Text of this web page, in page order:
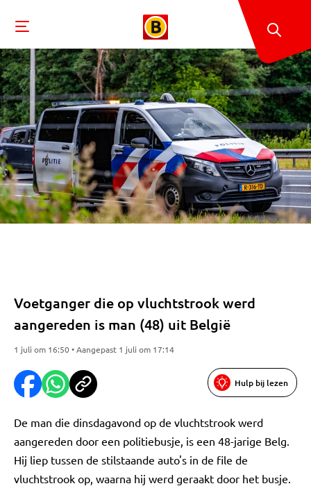
Voetganger die op vluchtstrook werd
aangereden is man (48) uit België
1 juli om 16:50 • Aangepast 1 juli om 17:14
Hulp bij lezen
De man die dinsdagavond op de vluchtstrook werd
aangereden door een politiebusje, is een 48-jarige Belg.
Hij liep tussen de stilstaande auto's in de file de
vluchtstrook op, waarna hij werd geraakt door het busje.